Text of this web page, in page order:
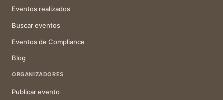
Eventos realizados
Buscar eventos
Eventos de Compliance
Blog
ORGANIZADORES
Publicar evento